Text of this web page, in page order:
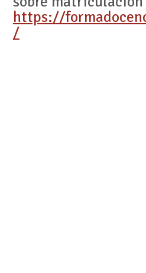
https://
/